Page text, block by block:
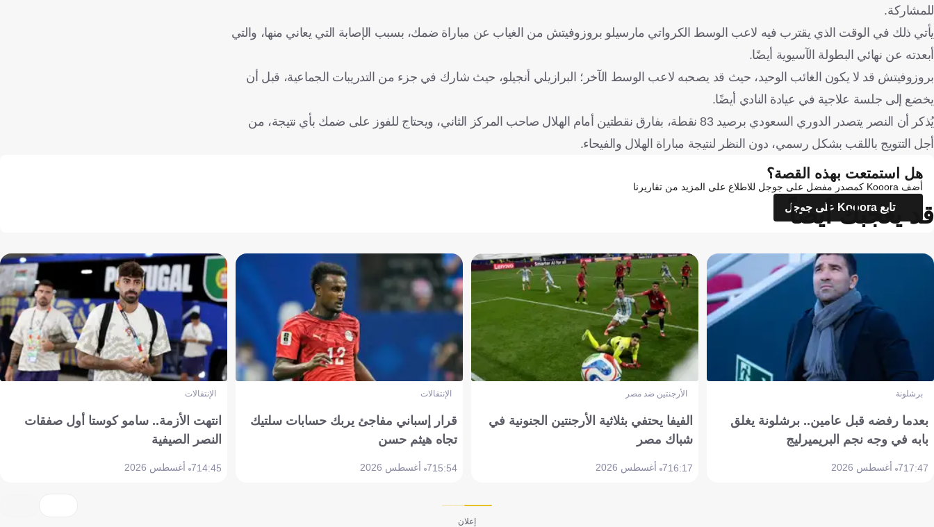
للمشاركة.
يأتي ذلك في الوقت الذي يقترب فيه لاعب الوسط الكرواتي مارسيلو بروزوفيتش من الغياب عن مباراة ضمك، بسبب الإصابة التي يعاني منها، والتي
أبعدته عن نهائي البطولة الآسيوية أيضًا.
بروزوفيتش قد لا يكون الغائب الوحيد، حيث قد يصحبه لاعب الوسط الآخر؛ البرازيلي أنجيلو، حيث شارك في جزء من التدريبات الجماعية، قبل أن
يخضع إلى جلسة علاجية في عيادة النادي أيضًا.
يُذكر أن النصر يتصدر الدوري السعودي برصيد 83 نقطة، بفارق نقطتين أمام الهلال صاحب المركز الثاني، ويحتاج للفوز على ضمك بأي نتيجة، من
أجل التتويج باللقب بشكل رسمي، دون النظر لنتيجة مباراة الهلال والفيحاء.
هل استمتعت بهذه القصة؟
أضف Kooora كمصدر مفضل على جوجل للاطلاع على المزيد من تقاريرنا
تابع Kooora على جوجل
قد يعجبك أيضاً
برشلونة
بعدما رفضه قبل عامين.. برشلونة يغلق
بابه في وجه نجم البريميرليج
17:477 أغسطس 2026
الأرجنتين ضد مصر
الفيفا يحتفي بثلاثية الأرجنتين الجنونية في
شباك مصر
16:177 أغسطس 2026
الإنتقالات
قرار إسباني مفاجئ يربك حسابات سلتيك
تجاه هيثم حسن
15:547 أغسطس 2026
الإنتقالات
انتهت الأزمة.. سامو كوستا أول صفقات
النصر الصيفية
14:457 أغسطس 2026
إعلان